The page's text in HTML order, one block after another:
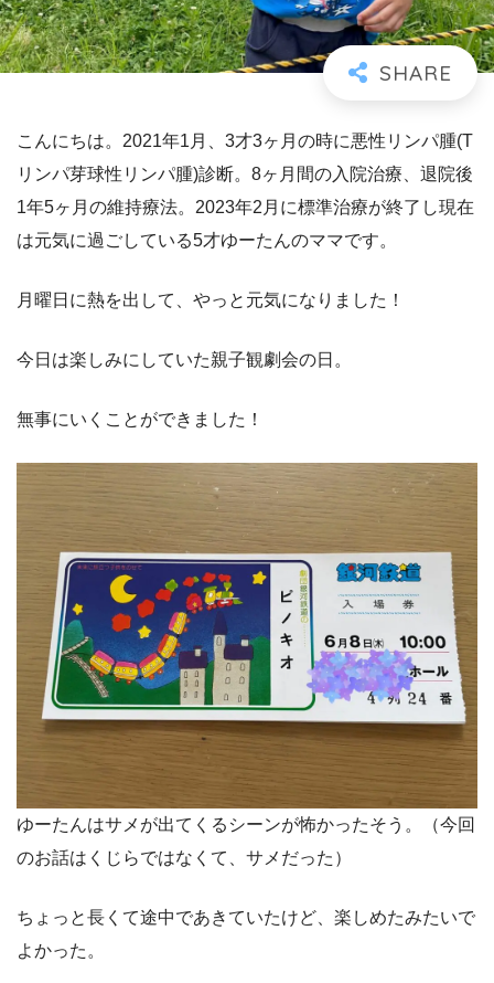
こんにちは。2021年1月、3才3ヶ月の時に悪性リンパ腫(T
リンパ芽球性リンパ腫)診断。8ヶ月間の入院治療、退院後
1年5ヶ月の維持療法。2023年2月に標準治療が終了し現在
は元気に過ごしている5才ゆーたんのママです。
月曜日に熱を出して、やっと元気になりました！
今日は楽しみにしていた親子観劇会の日。
無事にいくことができました！
ゆーたんはサメが出てくるシーンが怖かったそう。（今回
のお話はくじらではなくて、サメだった）
ちょっと長くて途中であきていたけど、楽しめたみたいで
よかった。